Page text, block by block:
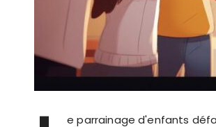
e parrainage d'enfants